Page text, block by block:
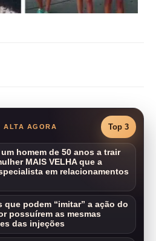
ALTA AGORA Top 3
homem de 50 anos a trair
MAIS VELHA que a
em relacionamentos
que podem “imitar” a ação do
possuírem as mesmas
das injeções